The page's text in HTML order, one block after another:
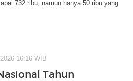
732 ribu, namun hanya 50 ribu yang
16:16 WIB
Tahun